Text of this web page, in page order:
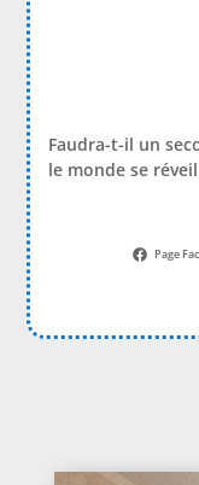
Faudra-t-il un
le monde se
Page